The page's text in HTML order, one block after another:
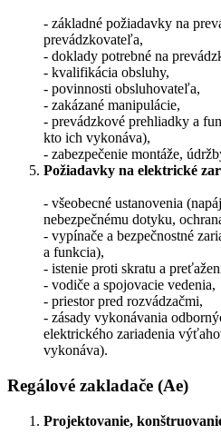
- základné požiadavky na
prevádzkovateľa,
- doklady potrebné na
- kvalifikácia obsluhy,
- povinnosti obsluhovateľa,
- zakázané manipulácie,
- prevádzkové prehliadky a
kto ich vykonáva),
- zabezpečenie montáže,
Požiadavky na elektrické
- všeobecné ustanovenia
nebezpečnému dotyku,
- vypínače a bezpečnostné
a funkcia),
- istenie proti skratu a
- vodiče a spojovacie vedenia,
- priestor pred rozvádzačmi,
- zásady vykonávania
elektrického zariadenia
vykonáva).
Regálové zakladače (Ae)
Projektovanie,